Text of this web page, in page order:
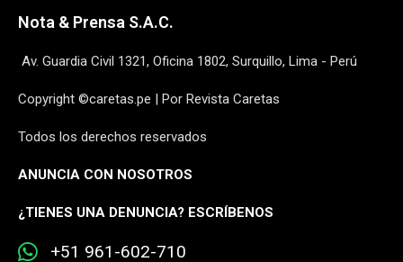
Nota & Prensa S.A.C.
Av. Guardia Civil 1321, Oficina 1802, Surquillo, Lima - Perú
Copyright ©caretas.pe | Por Revista Caretas
Todos los derechos reservados
ANUNCIA CON NOSOTROS
¿TIENES UNA DENUNCIA? ESCRÍBENOS
+51 961-602-710